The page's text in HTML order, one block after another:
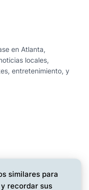
en Atlanta,
locales,
entretenimiento, y
similares para
recordar sus